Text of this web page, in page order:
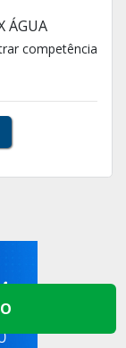
ÁGUA
competência